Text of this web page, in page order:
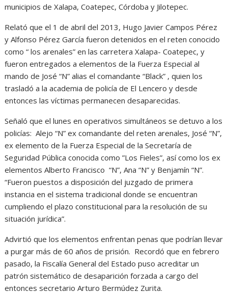
municipios de Xalapa, Coatepec, Córdoba y Jilotepec.
Relató que el 1 de abril del 2013, Hugo Javier Campos Pérez
y Alfonso Pérez García fueron detenidos en el reten conocido
como “ los arenales” en las carretera Xalapa- Coatepec, y
fueron entregados a elementos de la Fuerza Especial al
mando de José “N” alias el comandante “Black” , quien los
trasladó a la academia de policía de El Lencero y desde
entonces las víctimas permanecen desaparecidas.
Señaló que el lunes en operativos simultáneos se detuvo a los
policías: Alejo “N” ex comandante del reten arenales, José “N”,
ex elemento de la Fuerza Especial de la Secretaría de
Seguridad Pública conocida como ”Los Fieles”, así como los ex
elementos Alberto Francisco “N”, Ana “N” y Benjamín “N”.
“Fueron puestos a disposición del juzgado de primera
instancia en el sistema tradicional donde se encuentran
cumpliendo el plazo constitucional para la resolución de su
situación jurídica”.
Advirtió que los elementos enfrentan penas que podrían llevar
a purgar más de 60 años de prisión. Recordó que en febrero
pasado, la Fiscalía General del Estado puso acreditar un
patrón sistemático de desaparición forzada a cargo del
entonces secretario Arturo Bermúdez Zurita.